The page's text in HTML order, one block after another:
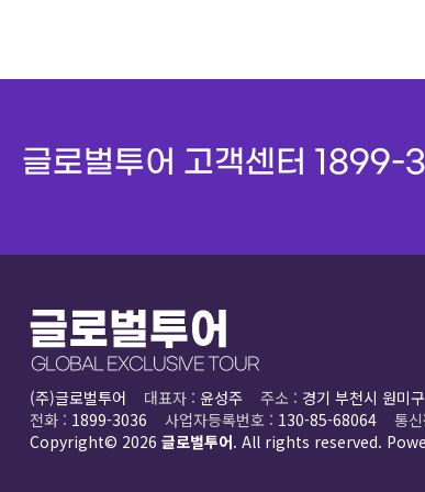
글로벌투어 고객센터 1899-
(주)글로벌투어 대표자 : 윤성주 주소 : 경기 부천시 원미
전화 : 1899-3036 사업자등록번호 : 130-85-68064 통
Copyright© 2026 글로벌투어. All rights reserved.